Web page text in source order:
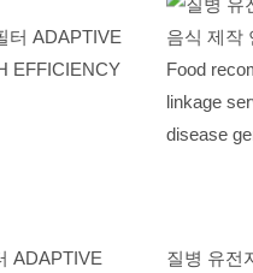
ADAPTIVE 질병 유전